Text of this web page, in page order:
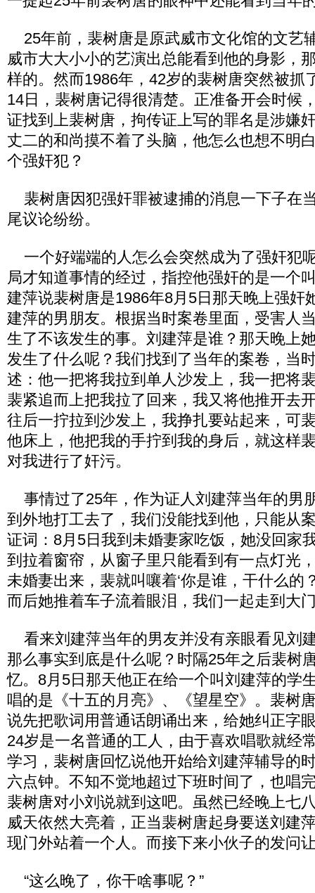
25年前，裴树唐是原武威市文化馆的文艺
威市大大小小的艺演出总能看到他的身影，
样的。然而1986年，42岁的裴树唐突然被抓
14日，裴树唐记得很清楚。正准备开会时候
证找到上裴树唐，拘传证上写的罪名是涉嫌
丈二的和尚摸不着了头脑，他怎么也想不明
个强奸犯？
裴树唐因犯强奸罪被逮捕的消息一下子在
尾议论纷纷。
一个好端端的人怎么会突然成为了强奸犯
局才知道事情的经过，指控他强奸的是一个
建萍说裴树唐是1986年8月5日那天晚上强奸
建萍的男朋友。根据当时案卷里面，受害人
生了不该发生的事。刘建萍是谁？那天晚上
发生了什么呢？我们找到了当年的案卷，当
述：他一把将我拉到单人沙发上，我一把将
裴紧追而上把我拉了回来，我又将他推开去
往后一拧拉到沙发上，我挣扎要站起来，可
他床上，他把我的手拧到我的身后，就这样
对我进行了奸污。
事情过了25年，作为证人刘建萍当年的男
到外地打工去了，我们没能找到他，只能从
证词：8月5日我到未婚妻家吃饭，她没回家
到拉着窗帘，从窗子里只能看到有一点灯光
未婚妻出来，裴就叫嚷着‘你是谁，干什么的
而后她推着车子流着眼泪，我们一起走到大
看来刘建萍当年的男友并没有亲眼看见刘
那么事实到底是什么呢？时隔25年之后裴树
忆。8月5日那天他正在给一个叫刘建萍的学
唱的是《十五的月亮》、《望星空》。裴树
说先把歌词用普通话朗诵出来，给她纠正字
24岁是一名普通的工人，由于喜欢唱歌就经
学习，裴树唐回忆说他开始给刘建萍辅导的
六点钟。不知不觉地超过下班时间了，也唱
裴树唐对小刘说就到这吧。虽然已经晚上七
威天依然大亮着，正当裴树唐起身要送刘建
现门外站着一个人。而接下来小伙子的发问
“这么晚了，你干啥事呢？”